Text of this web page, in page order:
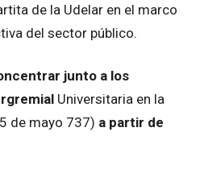
de la Udelar en el marco
del sector público.
junto a los
Universitaria en la
de mayo 737) a partir de